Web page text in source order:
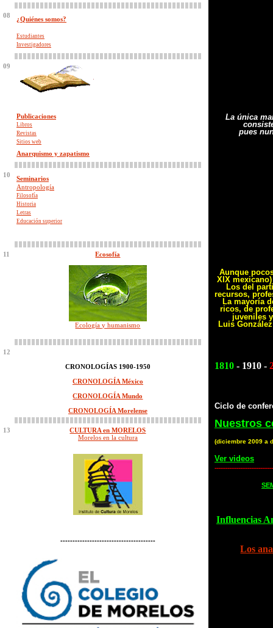
08 ¿Quiénes somos?
Estudiantes
Investigadores
09
Publicaciones
Libros
Revistas
Sitios web
Anarquismo y zapatismo
10
Seminarios
Antropología
Filosofía
Historia
Letras
Educación superior
11 Ecosofía
Ecología y humanismo
12
CRONOLOGÍAS 1900-1950
CRONOLOGÍA México
CRONOLOGÍA Mundo
CRONOLOGÍA Morelense
13
CULTURA en MORELOS
Morelos en la cultura
---------------------------------------
La única
pues
Aunque
XIX
Los del
recursos,
La mayoría
ricos, de
juveniles
Luis
1810 - 1910 -
Ciclo de
Nuestros
(diciembre 2009 a
Ver videos
Influencias
Los